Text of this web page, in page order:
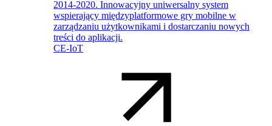
2014-2020. Innowacyjny uniwersalny system
wspierający międzyplatformowe gry mobilne w
zarządzaniu użytkownikami i dostarczaniu nowych
treści do aplikacji.
CE-IoT